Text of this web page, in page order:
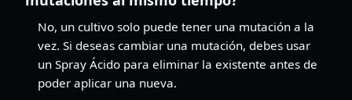
No, un cultivo solo puede tener una mutación a la
vez. Si deseas cambiar una mutación, debes usar
un Spray Ácido para eliminar la existente antes de
poder aplicar una nueva.